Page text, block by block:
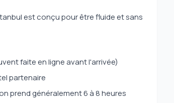
est conçu pour être fluide et sans
faite en ligne avant l'arrivée)
partenaire
prend généralement 6 à 8 heures